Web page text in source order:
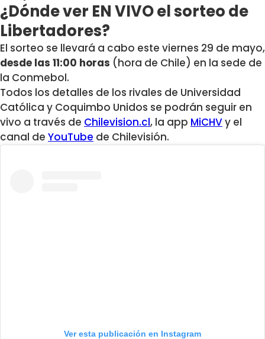
¿Dónde ver EN VIVO el sorteo de
Libertadores?
El sorteo se llevará a cabo este viernes 29 de mayo,
desde las 11:00 horas (hora de Chile) en la sede de
la Conmebol.
Todos los detalles de los rivales de Universidad
Católica y Coquimbo Unidos se podrán seguir en
vivo a través de Chilevision.cl, la app MiCHVy el
canal de YouTube de Chilevisión.
Ver esta publicación en Instagram